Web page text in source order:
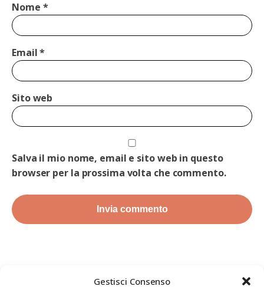
Gestisci Consenso
Nome *
Email*
Sito web
Salva il mio nome, email e sito web in questo
browser per la prossima volta che commento.